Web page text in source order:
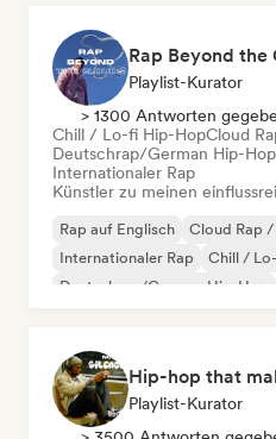
Rap Beyond the
Playlist-Kurator
> 1300 Antworten
Chill / Lo-fi Hip-HopCloud
Deutschrap/German Hip-Hop
Internationaler Rap
Künstler zu meinen
Rap auf Englisch
Cloud Rap
Internationaler Rap
Chill /
Deutschrap/German Hip-Hop
Hip-hop that
Playlist-Kurator